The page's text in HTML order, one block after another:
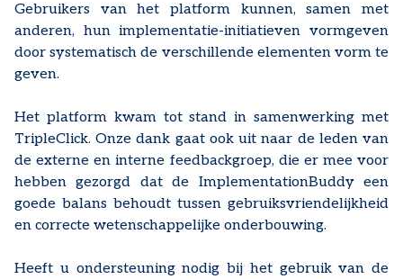
Gebruikers van het platform kunnen, samen met
anderen, hun implementatie-initiatieven vormgeven
door systematisch de verschillende elementen vorm te
geven.
Het platform kwam tot stand in samenwerking met
TripleClick. Onze dank gaat ook uit naar de leden van
de externe en interne feedbackgroep, die er mee voor
hebben gezorgd dat de ImplementationBuddy een
goede balans behoudt tussen gebruiksvriendelijkheid
en correcte wetenschappelijke onderbouwing.
Heeft u ondersteuning nodig bij het gebruik van de